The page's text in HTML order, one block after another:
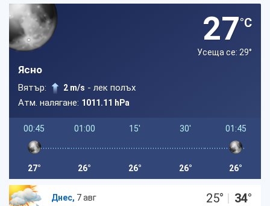
27°C
Усеща се: 29°
Ясно
Вятър: 2 m/s - лек полъх
Атм. налягане: 1011.11 hPa
00:45
27°
01:00
26°
15'
26°
30'
26°
01:45
26°
Днес, 7 авг
25° | 34°